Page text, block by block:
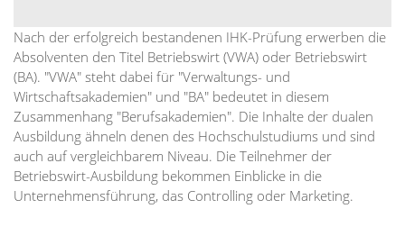
Nach der erfolgreich bestandenen IHK-Prüfung erwerben die
Absolventen den Titel Betriebswirt (VWA) oder Betriebswirt
(BA). "VWA" steht dabei für "Verwaltungs- und
Wirtschaftsakademien" und "BA" bedeutet in diesem
Zusammenhang "Berufsakademien". Die Inhalte der dualen
Ausbildung ähneln denen des Hochschulstudiums und sind
auch auf vergleichbarem Niveau. Die Teilnehmer der
Betriebswirt-Ausbildung bekommen Einblicke in die
Unternehmensführung, das Controlling oder Marketing.